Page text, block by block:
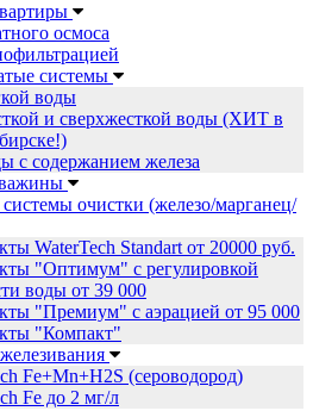
осмоса
системы
воды
и сверхжесткой воды (ХИТ в
с содержанием железа
очистки (железо/марганец/
WaterTech Standart от 20000 руб.
"Оптимум" с регулировкой
воды от 39 000
"Премиум" с аэрацией от 95 000
"Компакт"
Fe+Mn+H2S (сероводород)
Fe до 2 мг/л